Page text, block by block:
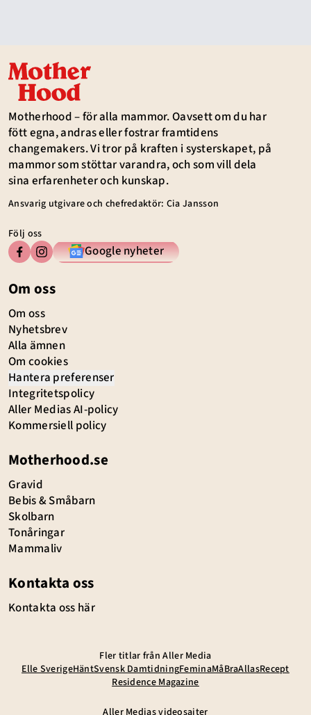
Motherhood – för alla mammor. Oavsett om du har
fött egna, andras eller fostrar framtidens
changemakers. Vi tror på kraften i systerskapet, på
mammor som stöttar varandra, och som vill dela
sina erfarenheter och kunskap.
Ansvarig utgivare och chefredaktör: Cia Jansson
Följ oss
Google nyheter
Om oss
Om oss
Nyhetsbrev
Alla ämnen
Om cookies
Hantera preferenser
Integritetspolicy
Aller Medias AI-policy
Kommersiell policy
Motherhood.se
Gravid
Bebis & Småbarn
Skolbarn
Tonåringar
Mammaliv
Kontakta oss
Kontakta oss här
Fler titlar från Aller Media
Elle SverigeHäntSvensk DamtidningFeminaMåBraAllasRecept
Residence Magazine
Aller Medias videosajter